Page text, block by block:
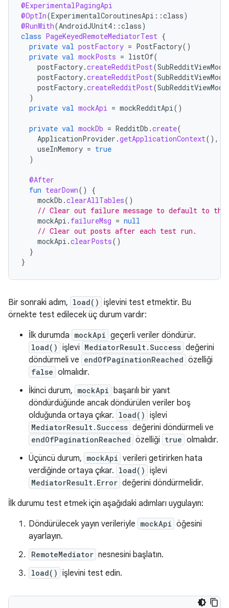
@ExperimentalPagingApi
@OptIn(ExperimentalCoroutinesApi ::class)
@RunWith(AndroidJUnit4 ::class)
class PageKeyedRemoteMediatorTest {
private val postFactory = PostFactory()
private val mockPosts = listOf(
postFactory.createRedditPost(
postFactory.createRedditPost(
postFactory.createRedditPost(
)
private val mockApi = mockRedditApi()
private val mockDb = RedditDb .create(
ApplicationProvider .getApplicationContext(),
useInMemory = true
)
@After
fun tearDown()
{
mockDb .clearAllTables()
// Clear out failure message to default to the
mockApi . failureMsg = null
// Clear out posts after each test run.
mockApi .clearPosts()
}
}
Bir sonraki adım, load() işlevini test etmektir. Bu
örnekte test edilecek üç durum vardır:
İlk durumda mockApi geçerli veriler döndürür.
load() işlevi MediatorResult.Success değerini
döndürmeli ve endOfPaginationReached özelliği
false olmalıdır.
İkinci durum, mockApi başarılı bir yanıt
döndürdüğünde ancak döndürülen veriler boş
olduğunda ortaya çıkar. load() işlevi
MediatorResult.Success değerini döndürmeli ve
endOfPaginationReached özelliği true olmalıdır.
Üçüncü durum, mockApi verileri getirirken hata
verdiğinde ortaya çıkar. load() işlevi
MediatorResult.Error değerini döndürmelidir.
İlk durumu test etmek için aşağıdaki adımları uygulayın:
Döndürülecek yayın verileriyle mockApi öğesini
ayarlayın.
RemoteMediator nesnesini başlatın.
load() işlevini test edin.